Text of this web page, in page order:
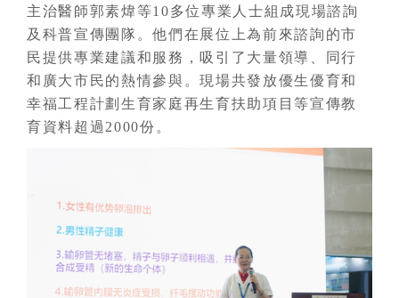
主治醫師郭素煒等10多位專業人士組成現場諮詢
及科普宣傳團隊。他們在展位上為前來諮詢的市
民提供專業建議和服務，吸引了大量領導、同行
和廣大市民的熱情參與。現場共發放優生優育和
幸福工程計劃生育家庭再生育扶助項目等宣傳教
育資料超過2000份。